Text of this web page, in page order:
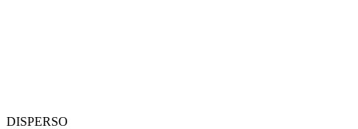
DISPERSO